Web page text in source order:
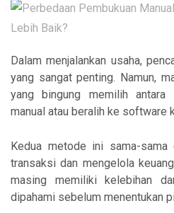
Dalam menjalankan usaha,
yang sangat penting. Namun,
yang bingung memilih antara
manual atau beralih ke software
Kedua metode ini sama-sama
transaksi dan mengelola
masing memiliki kelebihan
dipahami sebelum menentukan